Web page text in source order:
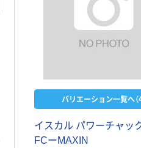
バリエーション一覧へ（4
イスカル パワーチャッ
FCーMAXIN